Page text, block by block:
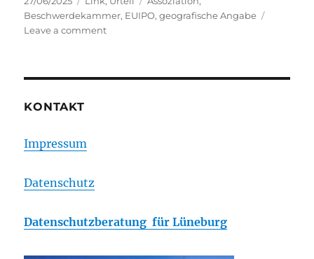
on
Beschwerdekammer, EUIPO,geografische Angabe
Leave a commenton
KONTAKT
Impressum
Datenschutz
Datenschutzberatung für Lüneburg